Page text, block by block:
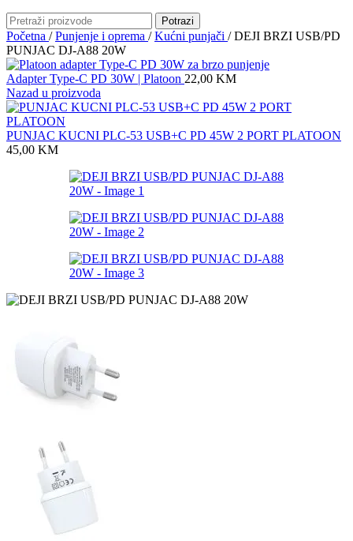
Potrazi
Početna / Punjenje i oprema / Kućni punjači / DEJI BRZI USB/PD
PUNJAC DJ-A88 20W
Adapter Type-C PD 30W | Platoon 22,00 KM
Nazad u proizvoda
PUNJAC KUCNI PLC-53 USB+C PD 45W 2 PORT PLATOON
45,00 KM